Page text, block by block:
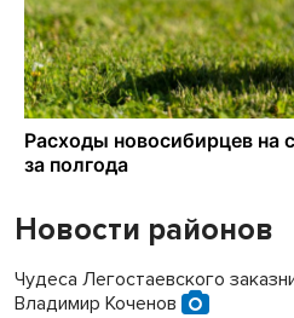
Новости районов
Чудеса Легостаевского
Владимир Коченов